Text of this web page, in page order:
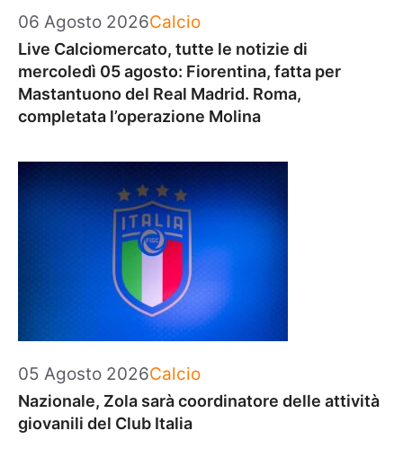
06 Agosto 2026Categorie
Calcio
Live Calciomercato, tutte le notizie di
mercoledì 05 agosto: Fiorentina, fatta per
Mastantuono del Real Madrid. Roma,
completata l’operazione Molina
05 Agosto 2026Categorie
Calcio
Nazionale, Zola sarà coordinatore delle attività
giovanili del Club Italia